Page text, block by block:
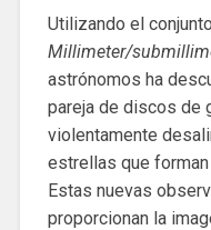
Utilizando el
Millimeter/
astrónomos ha
pareja de discos de
violentamente
estrellas que
Estas nuevas
proporcionan la